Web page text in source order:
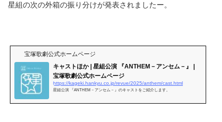
星組の次の外箱の振り分けが発表されましたー。
宝塚歌劇公式ホームページ
キャストほか | 星組公演 『ANTHEM－アンセム－』 |
宝塚歌劇公式ホームページ
https://kageki.hankyu.co.jp/revue/2025/anthem/cast.html
星組公演 『ANTHEM－アンセム－』のキャストをご紹介します。